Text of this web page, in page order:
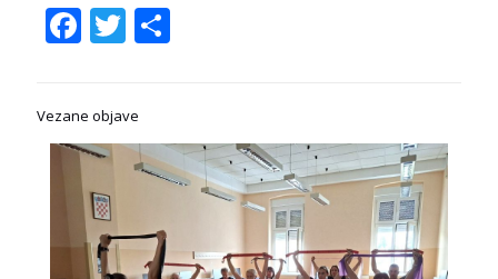
Facebook
Twitter
Share
Vezane objave